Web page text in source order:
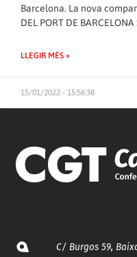
Barcelona. La nova
DEL PORT DE BARCELONA
LLEGIR MÉS »
15/01/2022 - 15:56:38
C/ Burgos 59,